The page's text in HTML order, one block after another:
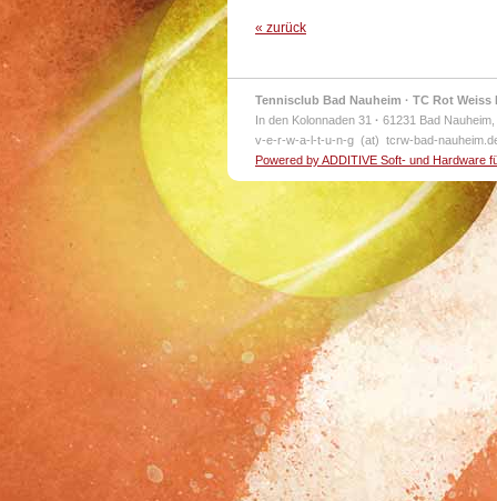
« zurück
Tennisclub Bad Nauheim · TC Rot Weiss
In den Kolonnaden 31 · 61231 Bad
v-e-r-w-a-l-t-u-n-g (at) tcrw-bad-
Powered by ADDITIVE Soft- und Hardware